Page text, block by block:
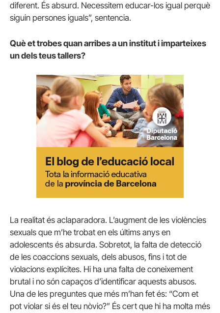
diferent. És absurd. Necessitem educar-los igual perquè
siguin persones iguals”, sentencia.
Què et trobes quan arribes a un institut i imparteixes
un dels teus tallers?
La realitat és aclaparadora. L’augment de les violències
sexuals que m’he trobat en els últims anys en
adolescents és absurda. Sobretot, la falta de detecció
de les coaccions sexuals, dels abusos, fins i tot de
violacions explícites. Hi ha una falta de coneixement
brutal i no són capaços d’identificar aquests abusos.
Una de les preguntes que més m’han fet és: “Com et
pot violar si és el teu nòvio?” És cert que hi ha molta més